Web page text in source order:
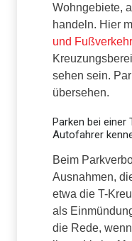
Wohngebiete,
handeln. Hier
und Fußverkehr
sehen sein.
übersehen.
Parken bei einer
Autofahrer
Beim
Ausnahmen,
etwa die T-
als
die Rede,